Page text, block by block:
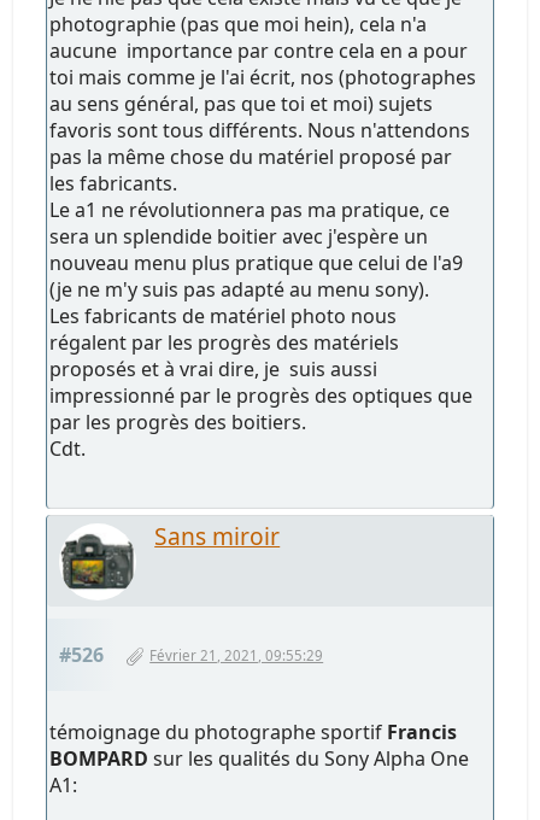
photographie (pas que moi hein), cela n'a
aucune importance par contre cela en a pour
toi mais comme je l'ai écrit, nos (photographes
au sens général, pas que toi et moi) sujets
favoris sont tous différents. Nous n'attendons
pas la même chose du matériel proposé par
les fabricants.
Le a1 ne révolutionnera pas ma pratique, ce
sera un splendide boitier avec j'espère un
nouveau menu plus pratique que celui de l'a9
(je ne m'y suis pas adapté au menu sony).
Les fabricants de matériel photo nous
régalent par les progrès des matériels
proposés et à vrai dire, je suis aussi
impressionné par le progrès des optiques que
par les progrès des boitiers.
Cdt.
Sans miroir
#526 Février 21, 2021, 09:55:29
témoignage du photographe sportif Francis
BOMPARD sur les qualités du Sony Alpha One
A1: